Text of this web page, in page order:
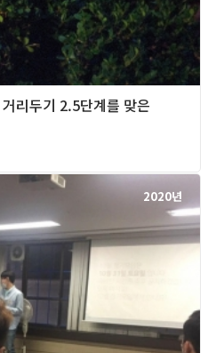
리두기 2.5단계를 맞은
2020년